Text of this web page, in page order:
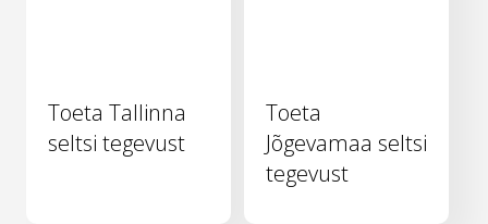
Toeta Tallinna
seltsi tegevust
Toeta
Jõgevamaa seltsi
tegevust